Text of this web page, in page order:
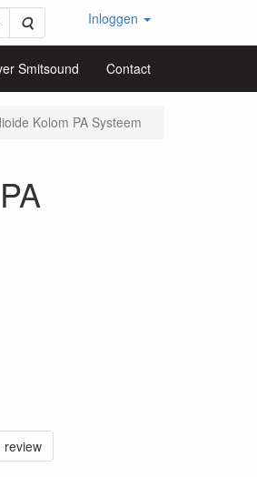
Zoeken Inloggen
Smitsound Contact
Kolom PA Systeem
review